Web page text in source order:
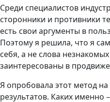
Среди специалистов
сторонники и противники
есть свои аргументы в
Поэтому я решила, что я
себя, а не слова
заинтересованы в
Я опробовала этот метод
результатов. Каких именно